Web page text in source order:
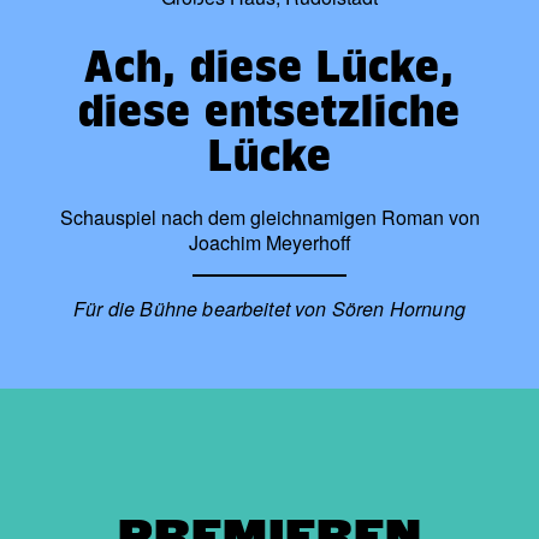
Ach, diese Lücke,
diese entsetzliche
Lücke
Schauspiel nach dem gleichnamigen Roman von
Joachim Meyerhoff
Für die Bühne bearbeitet von Sören Hornung